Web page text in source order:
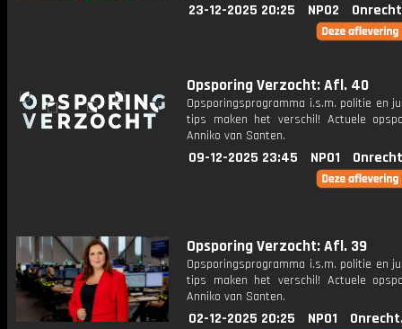
23-12-2025 20:25 NPO2
Opsporing Verzocht: Afl. 40
Opsporingsprogramma i.s.m. politie en
tips maken het verschil! Actuele
Anniko van Santen.
09-12-2025 23:45 NPO1
Opsporing Verzocht: Afl. 39
Opsporingsprogramma i.s.m. politie en
tips maken het verschil! Actuele
Anniko van Santen.
02-12-2025 20:25 NPO1